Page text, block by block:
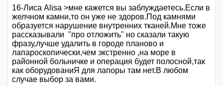
16-Лиса Alisa >мне кажется вы заблуждаетесь.Если в
желчном камни,то он уже не здоров.Под камнями
образуется нарушение внутренних тканей.Мне тоже
рассказывали "про отложить" но сказали такую
фразу,лучше удалить в городе планово и
лапароскопически,чем экстренно ,на море в
районной больничке и операция будет полосной,так
как оборудованиЯ для лапоры там нет.В любом
случае выбор за вами.